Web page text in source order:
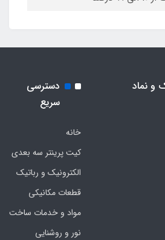
و نماد
دسترسی
سریع
خانه
کیت پرینتر سه بعدی
الکترونیک و رباتیک
قطعات مکانیکی
مواد و خدمات ساخت
نور و روشنایی